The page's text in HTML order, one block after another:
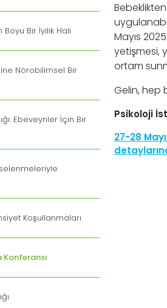
Boyu Bir İyilik Hali
Nörobilimsel Bir
Ebeveynler İçin Bir
Koşullanmaları
Konferansı
Mayıs
yetişmesi,
ortam
Gelin, hep
Psikoloji
27-28